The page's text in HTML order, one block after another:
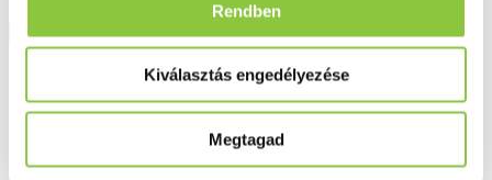
Rendben
Kiválasztás engedélyezése
Megtagad
Főoldal
Bioderma hydrabio szérum 40 ml